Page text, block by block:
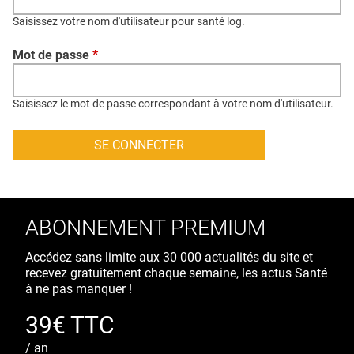
CONTACT
CRÉDITS
Saisissez votre nom d'utilisateur pour santé log.
Mot de passe *
Saisissez le mot de passe correspondant à votre nom d'utilisateur.
ABONNEMENT PREMIUM
Accédez sans limite aux 30 000 actualités du site et
recevez gratuitement chaque semaine, les actus Santé
à ne pas manquer !
39€ TTC
/ an